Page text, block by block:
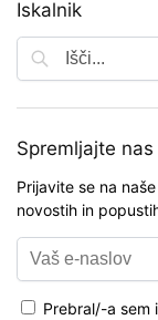
Iskalnik
Spremljajte nas
Prijavite se na
novostih in
Prebral/-a sem